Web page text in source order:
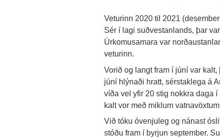
Veturinn 2020 til 2021
Sér í lagi suðvestanlands, þar
Úrkomusamara var
veturinn.
Vorið og langt fram í júní var
júní hlýnaði hratt, sérstaklega á
víða vel yfir 20 stig nokkra daga
kalt vor með miklum
Við tóku óvenjuleg og nánast
stóðu fram í byrjun september.